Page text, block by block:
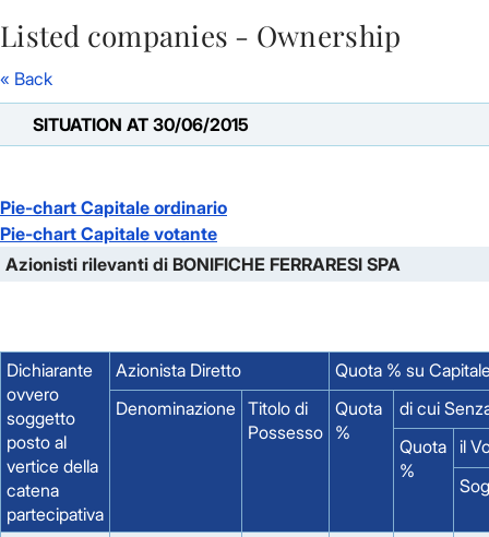
Skip to Main Content
Listed companies - Ownership
« Back
SITUATION AT 30/06/2015
Pie-chart Capitale ordinario
Pie-chart Capitale votante
Azionisti rilevanti di BONIFICHE FERRARESI SPA
Dichiarante
ovvero
soggetto
posto al
vertice della
catena
partecipativa
Azionista Diretto
Quota % su
Denominazione Titolo di
Possesso
Quota
%
di cui
Quota
%
il